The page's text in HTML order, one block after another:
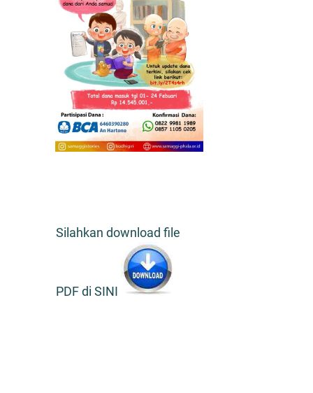
Silahkan download file
PDF di SINI